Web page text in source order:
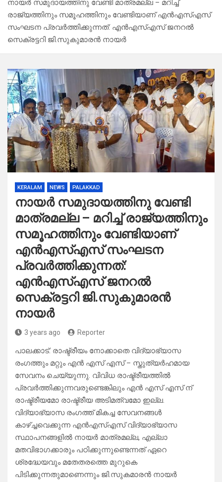
നായർ സമുദായത്തിനു വേണ്ടി മാത്രമല്ല – മറിച്ച്
രാജ്യത്തിനും സമൂഹത്തിനും വേണ്ടിയാണ് എൻഎസ്എസ്
സംഘടന പ്രവർത്തിക്കുന്നത്: എൻഎസ്എസ് ജനറൽ
സെക്രട്ടറി ജി.സുകുമാരൻ നായർ
KERALAM NEWS PALAKKAD
നായർ സമുദായത്തിനു വേണ്ടി
മാത്രമല്ല – മറിച്ച് രാജ്യത്തിനും
സമൂഹത്തിനും വേണ്ടിയാണ്
എൻഎസ്എസ് സംഘടന
പ്രവർത്തിക്കുന്നത്:
എൻഎസ്എസ് ജനറൽ
സെക്രട്ടറി ജി.സുകുമാരൻ
നായർ
3 years ago Reporter
പാലക്കാട്: രാഷ്ട്രീയം നോക്കാതെ വിദ്യാഭ്യാസ
രംഗത്തും മറ്റും എൻ എസ് എസ് – സ്തുത്യർഹമായ
സേവനം ചെയ്യുന്നു. വിവിധ രാഷ്ട്രീയത്തിൽ
പ്രവർത്തിക്കുന്നവരുണ്ടെങ്കിലും എൻ എസ് എസ് ന്
രാഷ്ട്രീയമോ രാഷ്ട്രീയ അടിമത്വമോ ഇല്ല.
വിദ്യാഭ്യാസ രംഗത്ത് മികച്ച സേവനങ്ങൾ
കാഴ്ച്ചവെക്കുന്ന എൻഎസ്എസ് വിദ്യാഭ്യാസ
സ്ഥാപനങ്ങളിൽ നായർ മാത്രമല്ല, എല്ലാ
മതവിഭാഗക്കാരും പഠിക്കുന്നുണ്ടെന്നത് ഏറെ
ശ്രദ്ധേയവും മതേതരത്തെ മുറുകെ
പിടിക്കുന്നതുമാണെന്നും ജി.സുകമാരൻ നായർ